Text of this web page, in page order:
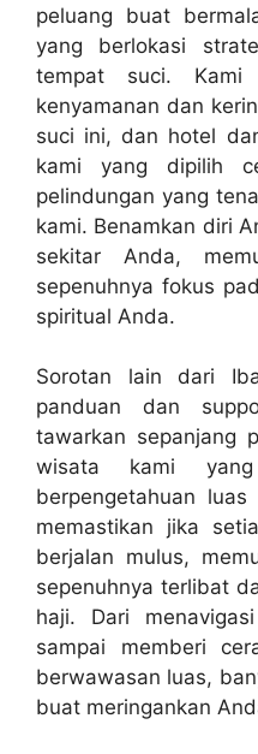
peluang buat
yang berlokasi
tempat suci. Kami
kenyamanan dan
suci ini, dan hotel
kami yang dipilih
pelindungan yang
kami. Benamkan diri
sekitar Anda,
sepenuhnya fokus
spiritual Anda.
Sorotan lain dari
panduan dan
tawarkan sepanjang
wisata kami yang
berpengetahuan
memastikan jika
berjalan mulus,
sepenuhnya terlibat
haji. Dari
sampai memberi
berwawasan luas,
buat meringankan